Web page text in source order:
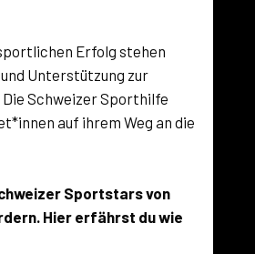
Erfolg stehen
Unterstützung zur
Schweizer Sporthilfe
auf ihrem Weg an die
Sportstars von
Hier erfährst du wie